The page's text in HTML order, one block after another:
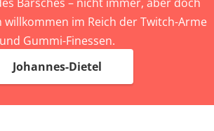
Barsches – nicht immer, aber doch
im Reich der Twitch-Arme
und Gummi-Finessen.
Johannes-Dietel